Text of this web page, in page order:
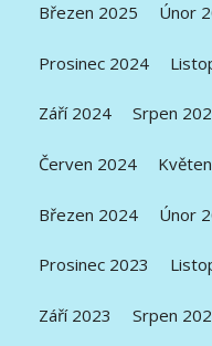
Březen 2025 Únor
Prosinec 2024
Září 2024 Srpen
Červen 2024
Březen 2024 Únor
Prosinec 2023
Září 2023 Srpen